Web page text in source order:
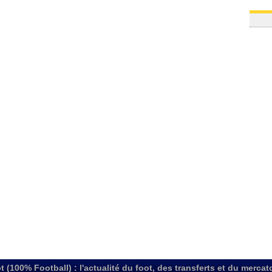
(100% Football) : l'actualité du foot, des transferts et du